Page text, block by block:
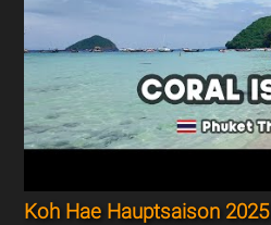
Koh Hae Hauptsaison 2025